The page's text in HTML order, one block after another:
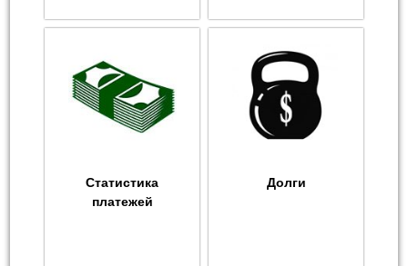
Статистика
платежей
Долги